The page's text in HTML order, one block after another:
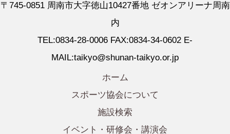
〒745-0851 周南市大字徳山10427番地 ゼオンアリーナ周南
内
TEL:0834-28-0006 FAX:0834-34-0602 E-
MAIL:taikyo@shunan-taikyo.or.jp
ホーム
スポーツ協会について
施設検索
イベント・研修会・講演会